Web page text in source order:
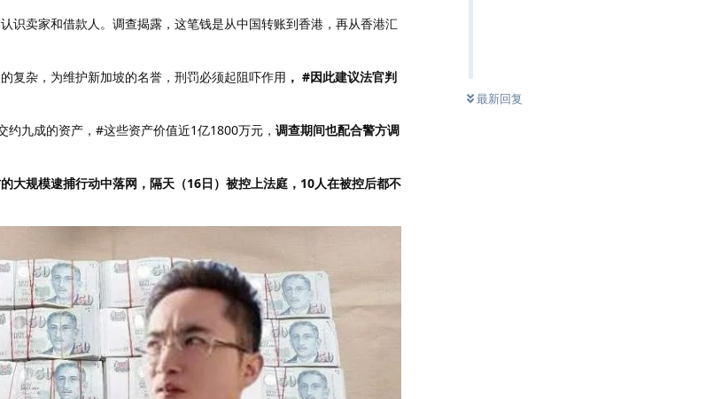
最新回复
识卖家和借款人。调查揭露，这笔钱是从中国转账到香港，再从香港汇
复杂，为维护新加坡的名誉，刑罚必须起阻吓作用 ， #因此建议法官判
九成的资产，#这些资产价值近1亿1800万元， 调查期间也配合警方调
大规模逮捕行动中落网，隔天（16日）被控上法庭，10人在被控后都不